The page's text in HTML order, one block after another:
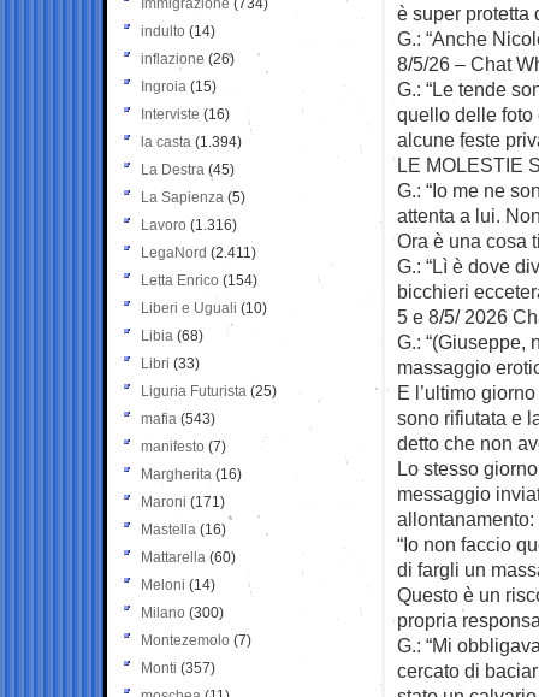
è super protetta
G.: “Anche
8/5/26 – Chat
G.: “Le tende
quello delle foto
alcune feste
LE MOLESTIE
G.: “Io me ne
attenta a lui.
Ora è una cosa
G.: “Lì è dove
bicchieri
5 e 8/5/ 2026
G.: “(Giuseppe,
massaggio
E l’ultimo
sono rifiutata e
detto che non
Lo stesso
messaggio
allontanamento:
“Io non faccio
di fargli un
Questo è un
propria
G.: “Mi
cercato di
Immigrazione (734)
indulto (14)
inflazione (26)
Ingroia (15)
Interviste (16)
la casta (1.394)
La Destra (45)
La Sapienza (5)
Lavoro (1.316)
LegaNord (2.411)
Letta Enrico (154)
Liberi e Uguali (10)
Libia (68)
Libri (33)
Liguria Futurista (25)
mafia (543)
manifesto (7)
Margherita (16)
Maroni (171)
Mastella (16)
Mattarella (60)
Meloni (14)
Milano (300)
Montezemolo (7)
Monti (357)